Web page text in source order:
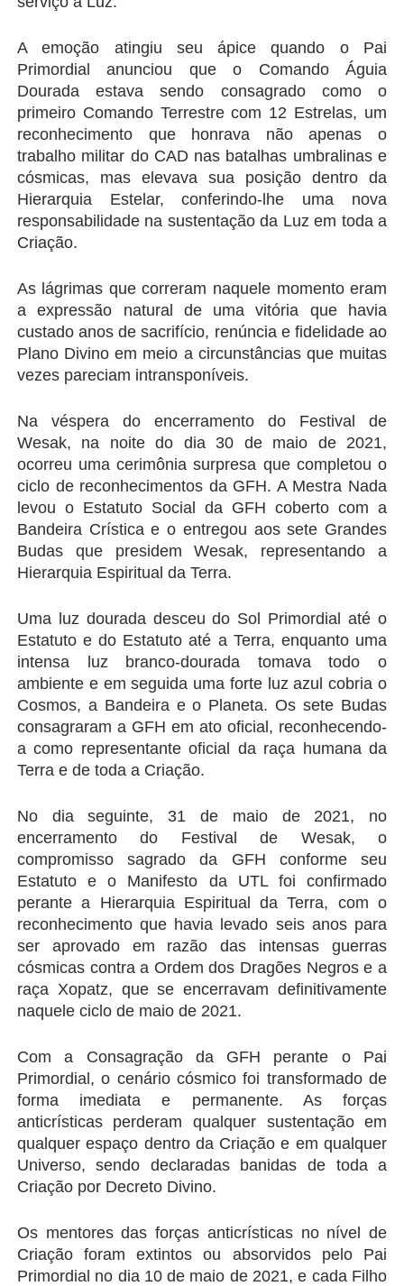
A emoção atingiu seu ápice quando o Pai
Primordial anunciou que o Comando Águia
Dourada estava sendo consagrado como o
primeiro Comando Terrestre com 12 Estrelas, um
reconhecimento que honrava não apenas o
trabalho militar do CAD nas batalhas umbralinas e
cósmicas, mas elevava sua posição dentro da
Hierarquia Estelar, conferindo-lhe uma nova
responsabilidade na sustentação da Luz em toda a
Criação.
As lágrimas que correram naquele momento eram
a expressão natural de uma vitória que havia
custado anos de sacrifício, renúncia e fidelidade ao
Plano Divino em meio a circunstâncias que muitas
vezes pareciam intransponíveis.
Na véspera do encerramento do Festival de
Wesak, na noite do dia 30 de maio de 2021,
ocorreu uma cerimônia surpresa que completou o
ciclo de reconhecimentos da GFH. A Mestra Nada
levou o Estatuto Social da GFH coberto com a
Bandeira Crística e o entregou aos sete Grandes
Budas que presidem Wesak, representando a
Hierarquia Espiritual da Terra.
Uma luz dourada desceu do Sol Primordial até o
Estatuto e do Estatuto até a Terra, enquanto uma
intensa luz branco-dourada tomava todo o
ambiente e em seguida uma forte luz azul cobria o
Cosmos, a Bandeira e o Planeta. Os sete Budas
consagraram a GFH em ato oficial, reconhecendo-
a como representante oficial da raça humana da
Terra e de toda a Criação.
No dia seguinte, 31 de maio de 2021, no
encerramento do Festival de Wesak, o
compromisso sagrado da GFH conforme seu
Estatuto e o Manifesto da UTL foi confirmado
perante a Hierarquia Espiritual da Terra, com o
reconhecimento que havia levado seis anos para
ser aprovado em razão das intensas guerras
cósmicas contra a Ordem dos Dragões Negros e a
raça Xopatz, que se encerravam definitivamente
naquele ciclo de maio de 2021.
Com a Consagração da GFH perante o Pai
Primordial, o cenário cósmico foi transformado de
forma imediata e permanente. As forças
anticrísticas perderam qualquer sustentação em
qualquer espaço dentro da Criação e em qualquer
Universo, sendo declaradas banidas de toda a
Criação por Decreto Divino.
Os mentores das forças anticrísticas no nível de
Criação foram extintos ou absorvidos pelo Pai
Primordial no dia 10 de maio de 2021, e cada Filho